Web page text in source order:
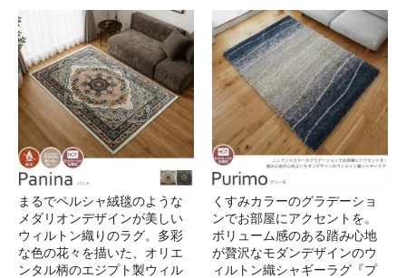
まるでペルシャ絨毯のような
メダリオンデザインが美しい
ウィルトン織りのラグ。多彩
な色の花々を描いた、オリエ
ンタル柄のエジプト製ウィル
くすみカラーのグラデーショ
ンでお部屋にアクセントを。
ボリューム感のある踏み心地
が贅沢なモダンデザインのウ
ィルトン織シャギーラグ『プ